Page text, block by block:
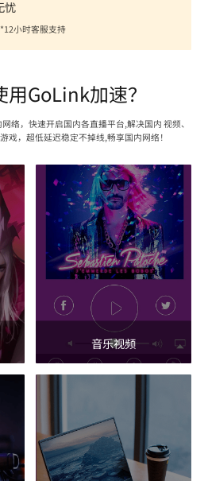
忧
小时客服支持
GoLink加速？
络，快速开启国内各直播平台,解决国内 视频、
戏，超低延迟稳定不掉线,畅享国内网络！
音乐视频